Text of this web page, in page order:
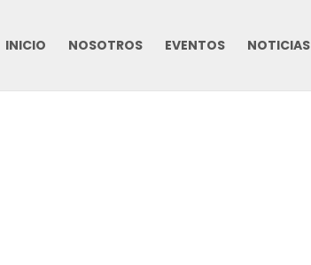
INICIO NOSOTROS EVENTOS NOTICIAS